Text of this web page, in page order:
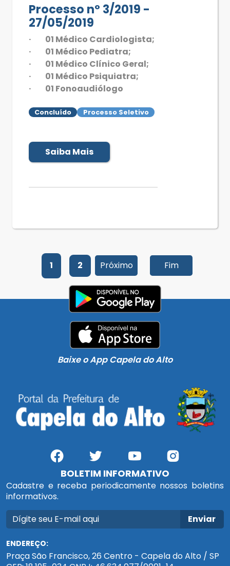
Processo nº 3/2019 -
27/05/2019
· 01 Médico Cardiologista;
· 01 Médico Pediatra;
· 01 Médico Clínico Geral;
· 01 Médico Psiquiatra;
· 01 Fonoaudiólogo
Concluído Processo Seletivo
Saiba Mais
1 2 Próximo Fim
Baixe o App Capela do Alto
BOLETIM INFORMATIVO
Cadastre e receba periodicamente nossos boletins
informativos.
Enviar
ENDEREÇO:
Praça São Francisco, 26 Centro - Capela do Alto / SP